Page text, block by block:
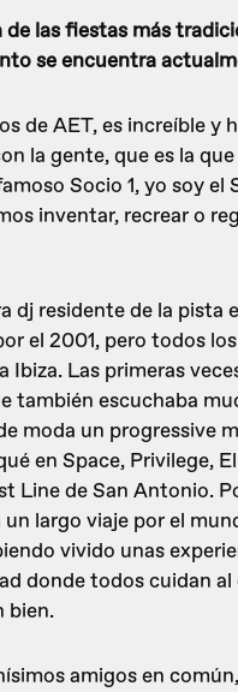
las fiestas más
se encuentra
de AET, es increíble
la gente, que es la
Socio 1, yo soy
inventar, recrear o
dj residente de la
el 2001, pero todos
Ibiza. Las primeras
también escuchaba
moda un progressive
en Space, Privilege,
Line de San Antonio.
largo viaje por el
vivido unas
donde todos cuidan
bien.
amigos en